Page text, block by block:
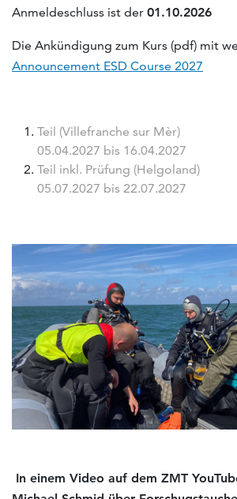
Anmeldeschluss ist der 01.10.2026
Die Ankündigung zum Kurs (pdf) mit
Announcement ESD Course 2027
Teil (Villefranche sur Mèr)
05.04.2027 bis 16.04.2027
Teil inkl. Prüfung (Helgoland)
05.07.2027 bis 22.07.2027
In einem Video auf dem ZMT